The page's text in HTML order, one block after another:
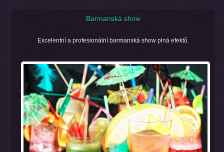
Barmanská show
Excelentní a profesionální barmanská show plná efektů.